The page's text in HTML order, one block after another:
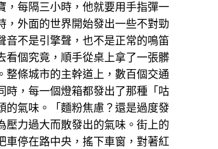
，每隔三小時，他就要用手指彈一
外面的世界開始發出一些不對勁
不是引擎聲，也不是正常的鳴笛
看個究竟，順手從桌上拿了一張髒
整條城市的主幹道上，數百個交通
時，每一個燈箱都發出了那種「咕
氣味。「麵粉焦慮？還是過度發
壓力過大而散發出的氣味。街上的
車停在路中央，搖下車窗，對著紅